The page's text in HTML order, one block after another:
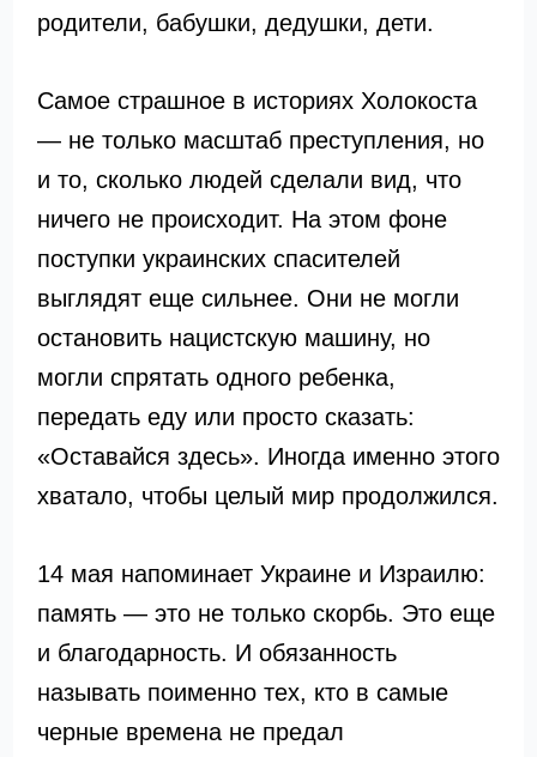
родители, бабушки, дедушки, дети.
Самое страшное в историях Холокоста
— не только масштаб преступления, но
и то, сколько людей сделали вид, что
ничего не происходит. На этом фоне
поступки украинских спасителей
выглядят еще сильнее. Они не могли
остановить нацистскую машину, но
могли спрятать одного ребенка,
передать еду или просто сказать:
«Оставайся здесь». Иногда именно этого
хватало, чтобы целый мир продолжился.
14 мая напоминает Украине и Израилю:
память — это не только скорбь. Это еще
и благодарность. И обязанность
называть поименно тех, кто в самые
черные времена не предал